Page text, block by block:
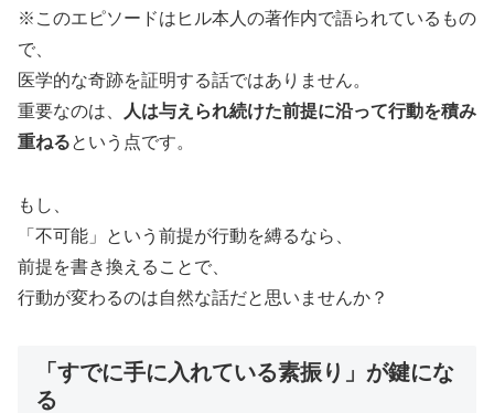
※このエピソードはヒル本人の著作内で語られているもの
で、
医学的な奇跡を証明する話ではありません。
重要なのは、
人は与えられ続けた前提に沿って行動を積み
重ねるという点です。
もし、
「不可能」という前提が行動を縛るなら、
前提を書き換えることで、
行動が変わるのは自然な話だと思いませんか？
「すでに手に入れている素振り」が鍵にな
る